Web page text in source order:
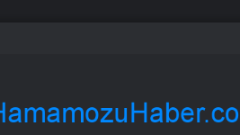
aşk’ açıklaması: Hukuki yollara